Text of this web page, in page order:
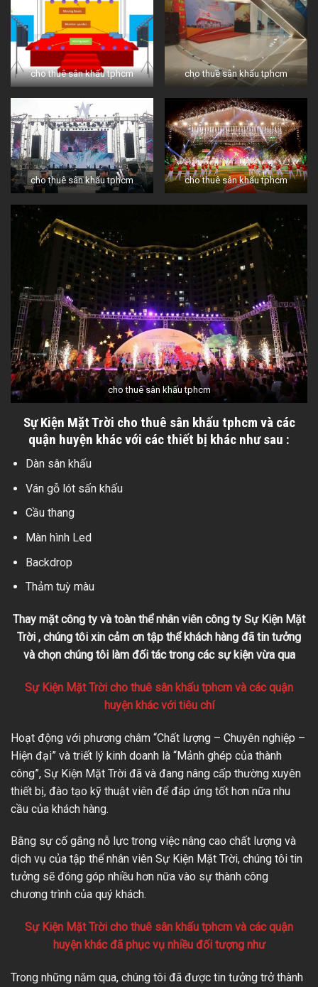
cho thuê sân khấu tphcm cho thuê sân khấu tphcm
cho thuê sân khấu tphcm cho thuê sân khấu tphcm
cho thuê sân khấu tphcm
Sự Kiện Mặt Trời cho thuê sân khấu tphcm và các
quận huyện khác với các thiết bị khác như sau :
Dàn sân khấu
Ván gỗ lót sấn khấu
Cầu thang
Màn hình Led
Backdrop
Thảm tuỳ màu
Thay mặt công ty và toàn thể nhân viên công ty Sự Kiện Mặt
Trời , chúng tôi xin cảm ơn tập thể khách hàng đã tin tưởng
và chọn chúng tôi làm đối tác trong các sự kiện vừa qua
Sự Kiện Mặt Trời cho thuê sân khấu tphcm và các quận
huyện khác với tiêu chí
Hoạt động với phương châm “Chất lượng – Chuyên nghiệp –
Hiện đại” và triết lý kinh doanh là “Mảnh ghép của thành
công”, Sự Kiện Mặt Trời đã và đang nâng cấp thường xuyên
thiết bị, đào tạo kỹ thuật viên để đáp ứng tốt hơn nữa nhu
cầu của khách hàng.
Bằng sự cố gắng nỗ lực trong việc nâng cao chất lượng và
dịch vụ của tập thể nhân viên Sự Kiện Mặt Trời, chúng tôi tin
tưởng sẽ đóng góp nhiều hơn nữa vào sự thành công
chương trình của quý khách.
Sự Kiện Mặt Trời cho thuê sân khấu tphcm và các quận
huyện khác đã phục vụ nhiều đối tượng như
Trong những năm qua, chúng tôi đã được tin tưởng trở thành